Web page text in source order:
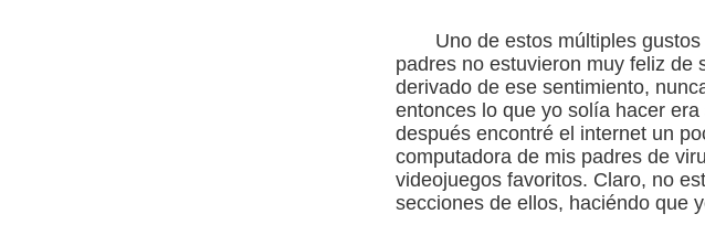
Uno de estos múltiples
padres no estuvieron muy feliz de
derivado de ese sentimiento,
entonces lo que yo solía hacer
después encontré el internet un
computadora de mis padres de
videojuegos favoritos. Claro, no
secciones de ellos, haciéndo que